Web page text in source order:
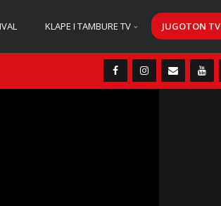
KLAPE I TAMBURE TV JUGOTON TV